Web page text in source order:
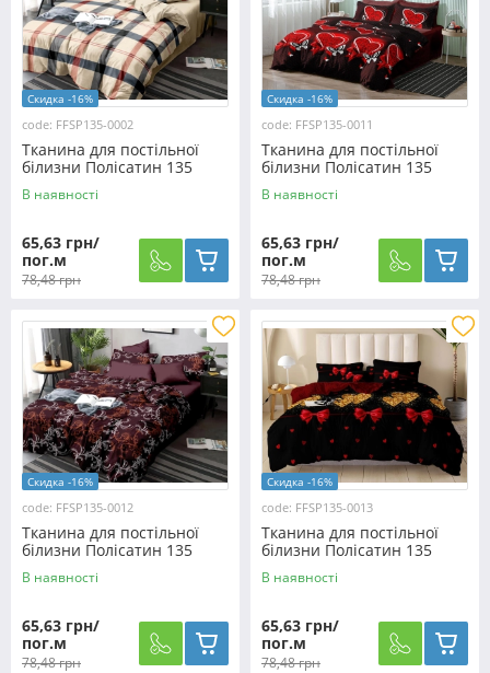
Скидка -16%
code: FFSP135-0002
Тканина для постільної
білизни Полісатин 135
SP135-0002 (60м)
В наявності
65,63 грн/
пог.м
78,48 грн
Скидка -16%
code: FFSP135-0011
Тканина для постільної
білизни Полісатин 135
SP135-0011 (60м)
В наявності
65,63 грн/
пог.м
78,48 грн
Скидка -16%
code: FFSP135-0012
Тканина для постільної
білизни Полісатин 135
SP135-0012 (60м)
В наявності
65,63 грн/
пог.м
78,48 грн
Скидка -16%
code: FFSP135-0013
Тканина для постільної
білизни Полісатин 135
SP135-0013 (60м)
В наявності
65,63 грн/
пог.м
78,48 грн